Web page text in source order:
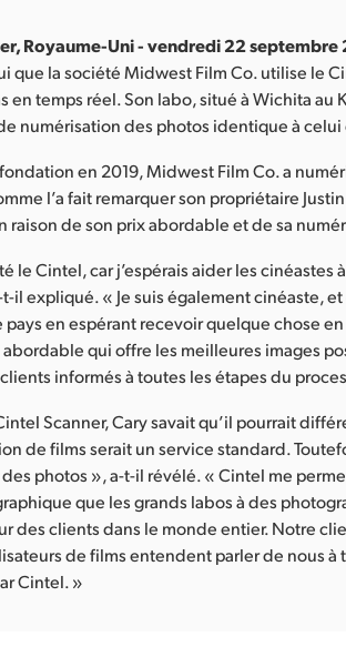
Royaume-Uni - vendredi 22 septembre
que la société Midwest Film Co. utilise le
en temps réel. Son labo, situé à Wichita au
numérisation des photos identique à celui
en 2019, Midwest Film Co. a
l’a fait remarquer son propriétaire
raison de son prix abordable et de sa
le Cintel, car j’espérais aider les
il expliqué. « Je suis également cinéaste,
pays en espérant recevoir quelque chose
abordable qui offre les meilleures images
informés à toutes les étapes du
Scanner, Cary savait qu’il pourrait
de films serait un service standard.
photos », a-t-il révélé. « Cintel me
que les grands labos à des
des clients dans le monde entier. Notre
de films entendent parler de nous à
Cintel. »